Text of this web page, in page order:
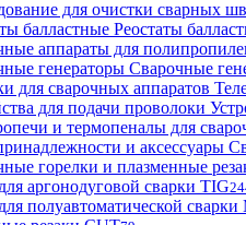
Реостаты
Сварочные
аргонодуговой сварки TIG
полуавтоматической сварки